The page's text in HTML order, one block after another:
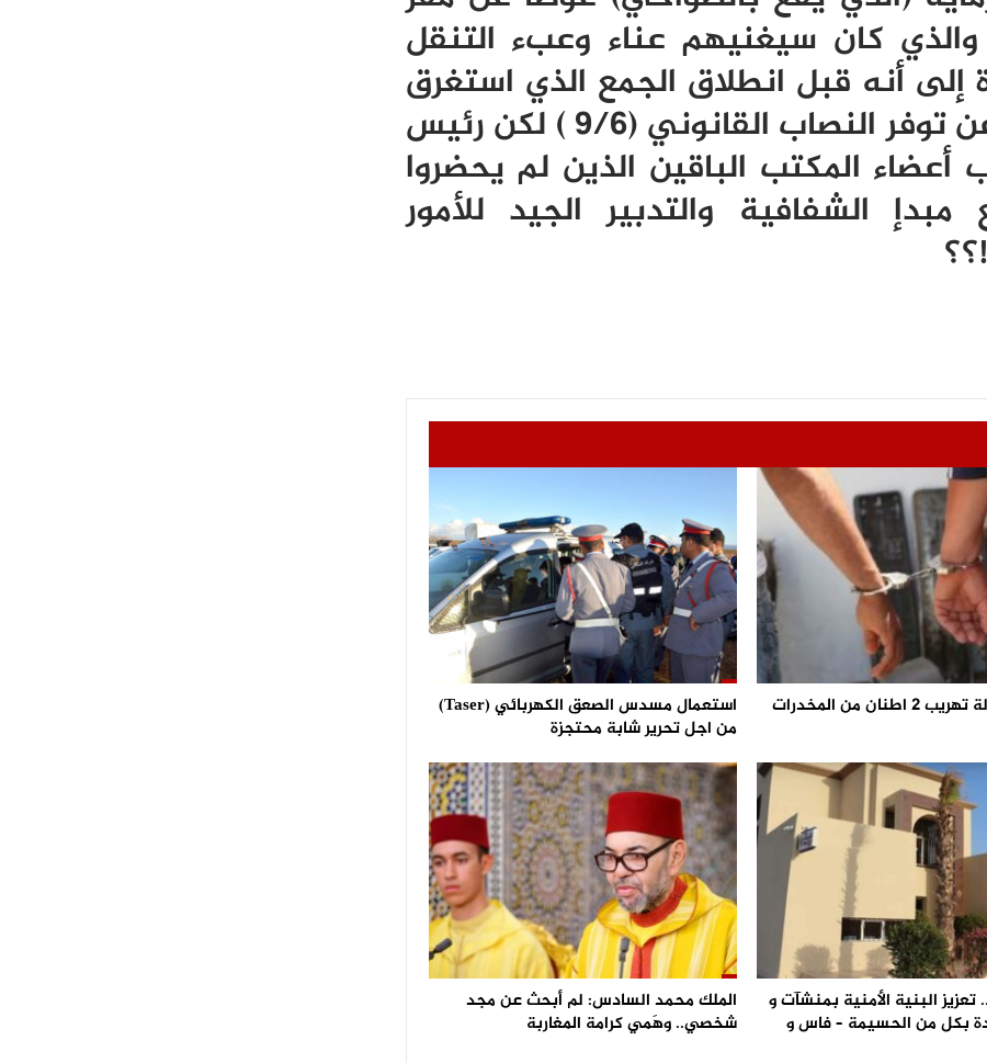
والذي كان سيغنيهم عناء وعبء التنقل
إلى أنه قبل انطلاق الجمع الذي استغرق
حيزا زمنيا محدودا ، تم الإعلان عن توفر النصاب القانوني (9/6 ) لكن رئيس
المكتب الباقين الذين لم يحضروا
الشفافية والتدبير الجيد للأمور
احباط محاولة تهريب 2 اطنان من المخدرات
استعمال مسدس الصعق الكهربائي (Taser)
من اجل تحرير شابة محتجزة
البنية الأمنية بمنشآت و
بكل من الحسيمة – فاس و
الملك محمد السادس: لم أبحث عن مجد
شخصي.. وهَمي كرامة المغاربة